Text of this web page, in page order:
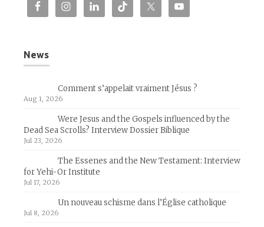
News
Comment s’appelait vraiment Jésus ?
Aug 1, 2026
Were Jesus and the Gospels influenced by the
Dead Sea Scrolls? Interview Dossier Biblique
Jul 23, 2026
The Essenes and the New Testament: Interview
for Yehi-Or Institute
Jul 17, 2026
Un nouveau schisme dans l’Église catholique
Jul 8, 2026